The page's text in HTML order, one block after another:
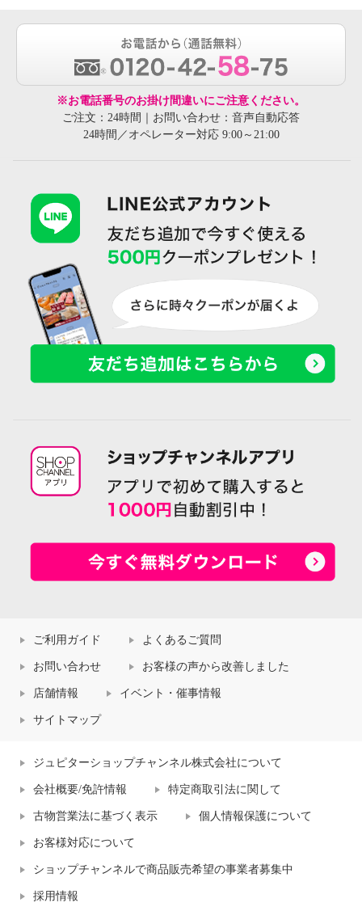
※お電話番号のお掛け間違いにご注意ください。
ご注文：24時間｜お問い合わせ：音声自動応答
24時間／オペレーター対応 9:00～21:00
ご利用ガイド よくあるご質問
お問い合わせ お客様の声から改善しました
店舗情報 イベント・催事情報
サイトマップ
ジュピターショップチャンネル株式会社について
会社概要/免許情報 特定商取引法に関して
古物営業法に基づく表示 個人情報保護について
お客様対応について
ショップチャンネルで商品販売希望の事業者募集中
採用情報